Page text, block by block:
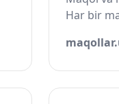
Har bir